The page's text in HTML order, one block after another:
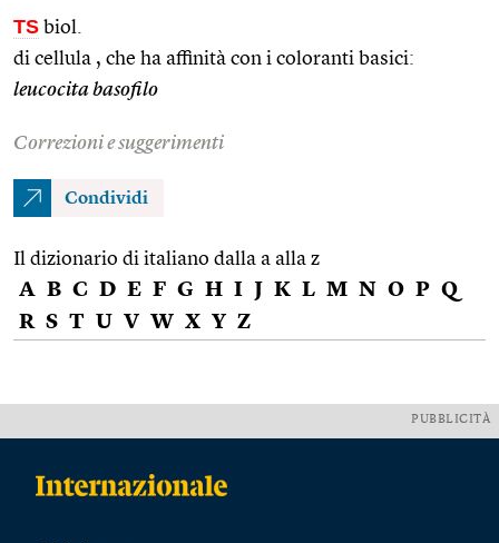
TS biol.
di cellula , che ha affinità con i coloranti basici:
leucocita basofilo
Correzioni e suggerimenti
Condividi
Il dizionario di italiano dalla a alla z
A B C D E F G H I J K L M N O P Q
R S T U V W X Y Z
PUBBLICITÀ